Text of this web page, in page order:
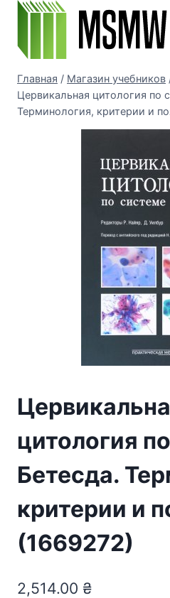
Перейти
содержимому
Главная / Магазин учебников
Цервикальная цитология по
Терминология, критерии и
цитология
Бетесда.
критерии и
(1669272)
2,514.00 ₴